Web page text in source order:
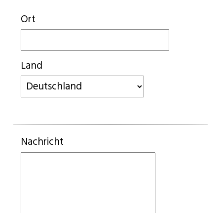
Ort
Land
Nachricht